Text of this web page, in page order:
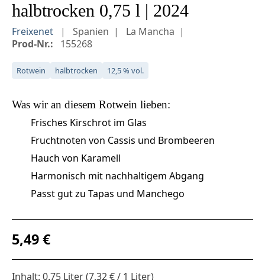
halbtrocken 0,75 l | 2024
Freixenet Spanien
La Mancha
Prod-Nr.:
155268
Rotwein halbtrocken 12,5 % vol.
Was wir an diesem Rotwein lieben:
Frisches Kirschrot im Glas
Fruchtnoten von Cassis und Brombeeren
Hauch von Karamell
Harmonisch mit nachhaltigem Abgang
Passt gut zu Tapas und Manchego
Regulärer Preis:
5,49 €
Inhalt: 0.75 Liter(7,32 € / 1 Liter)